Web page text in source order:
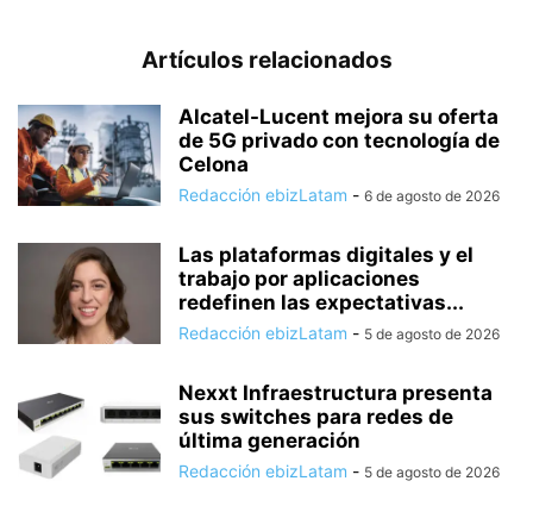
Artículos relacionados
Alcatel-Lucent mejora su oferta
de 5G privado con tecnología de
Celona
Redacción ebizLatam - 6 de agosto de 2026
Las plataformas digitales y el
trabajo por aplicaciones
redefinen las expectativas...
Redacción ebizLatam - 5 de agosto de 2026
Nexxt Infraestructura presenta
sus switches para redes de
última generación
Redacción ebizLatam - 5 de agosto de 2026